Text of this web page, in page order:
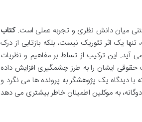
میان دانش نظری و تجربه عملی است.کتاب
یک اثر تئوریک نیست، بلکه بازتابی از درک
آید. این ترکیب از تسلط بر مفاهیم و نظریات
ایشان را به طرز چشمگیری افزایش داده
با دیدگاه یک پژوهشگر به پرونده ها می نگرد و
به موکلین اطمینان خاطر بیشتری می دهد